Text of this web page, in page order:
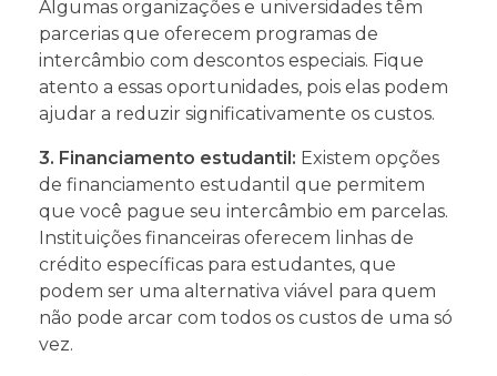
Algumas organizações e universidades têm
parcerias que oferecem programas de
intercâmbio com descontos especiais. Fique
atento a essas oportunidades, pois elas podem
ajudar a reduzir significativamente os custos.
3. Financiamento estudantil: Existem opções
de financiamento estudantil que permitem
que você pague seu intercâmbio em parcelas.
Instituições financeiras oferecem linhas de
crédito específicas para estudantes, que
podem ser uma alternativa viável para quem
não pode arcar com todos os custos de uma só
vez.